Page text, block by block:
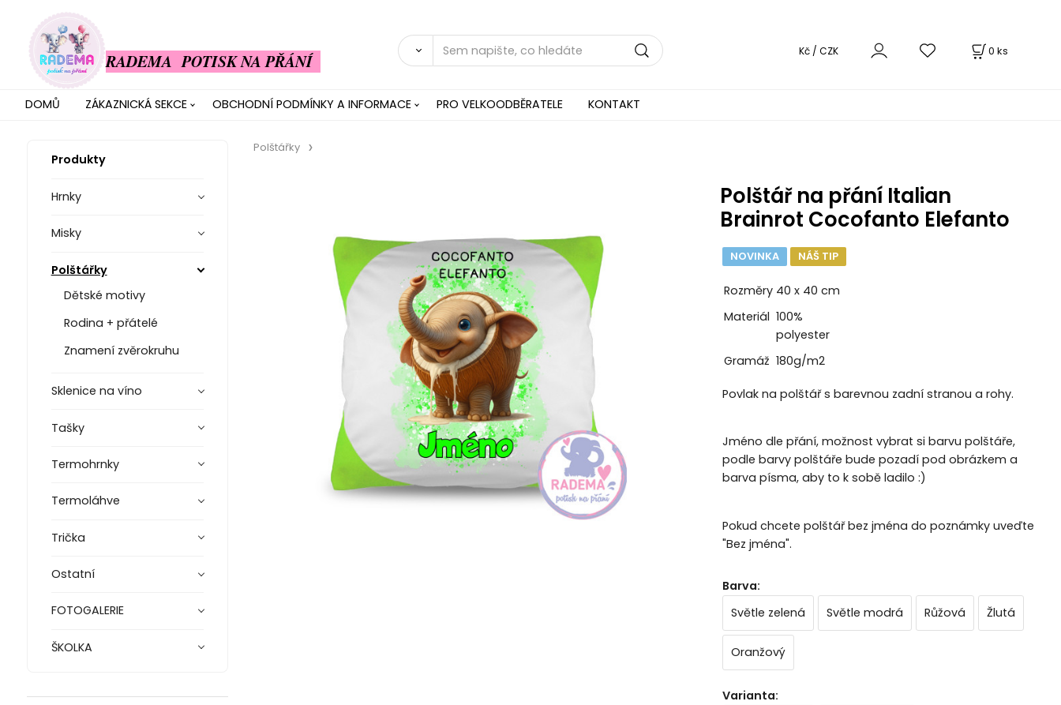
RADEMA POTISK NA PŘÁNÍ 0 ks
Kč / CZK
DOMŮ ZÁKAZNICKÁ SEKCE OBCHODNÍ PODMÍNKY A INFORMACE PRO VELKOODBĚRATELE KONTAKT
Produkty
Hrnky
Misky
Polštářky
Dětské motivy
Rodina + přátelé
Znamení zvěrokruhu
Sklenice na víno
Tašky
Termohrnky
Termoláhve
Trička
Ostatní
FOTOGALERIE
ŠKOLKA
Polštářky
Polštář na přání Italian
Brainrot Cocofanto Elefanto
NOVINKA NÁŠ TIP
Rozměry 40 x 40 cm
Materiál 100%
polyester
Gramáž 180g/m2
Povlak na polštář s barevnou zadní stranou a rohy.
Jméno dle přání, možnost vybrat si barvu polštáře,
podle barvy polštáře bude pozadí pod obrázkem a
barva písma, aby to k sobě ladilo :)
Pokud chcete polštář bez jména do poznámky uveďte
"Bez jména".
Barva:
Světle zelená
Světle modrá Růžová Žlutá
Oranžový
Varianta: